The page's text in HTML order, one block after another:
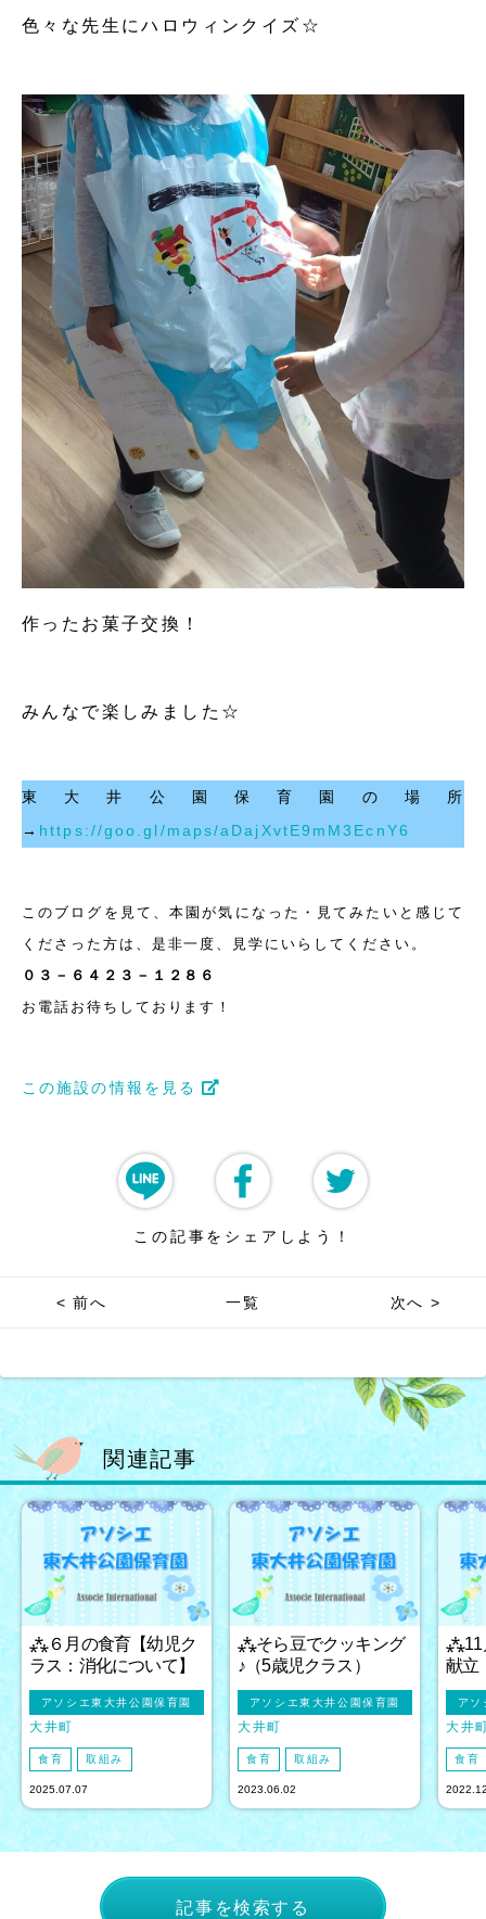
色々な先生にハロウィンクイズ☆
作ったお菓子交換！
みんなで楽しみました☆
東大井公園保育園の場所
→ https://goo.gl/maps/aDajXvtE9mM3EcnY6
このブログを見て、本園が気になった・見てみたいと感じて
くださった方は、是非一度、見学にいらしてください。
０３－６４２３－１２８６
お電話お待ちしております！
この施設の情報を見る
この記事をシェアしよう！
< 前へ 一覧 次へ >
関連記事
⁂６月の食育【幼児ク
ラス：消化について】
アソシエ東大井公園保育園
大井町
食育 取組み
2025.07.07
⁂そら豆でクッキング
♪（5歳児クラス）
アソシエ東大井公園保育園
大井町
食育 取組み
2023.06.02
⁂11
献立
アソ
大井
食育
記事を検索する